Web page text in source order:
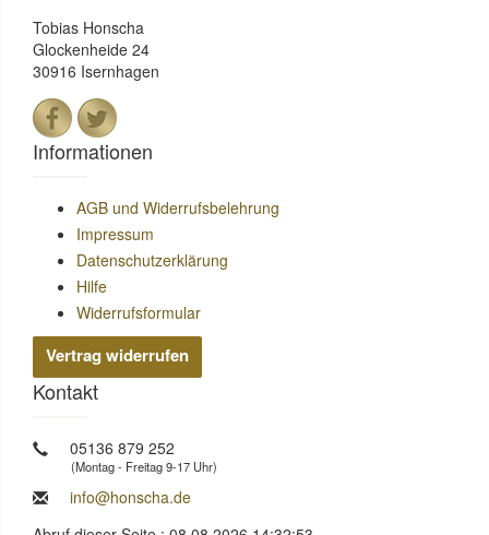
Tobias Honscha
Glockenheide 24
30916 Isernhagen
Informationen
AGB und Widerrufsbelehrung
Impressum
Datenschutzerklärung
Hilfe
Widerrufsformular
Vertrag widerrufen
Kontakt
05136 879 252
(Montag - Freitag 9-17 Uhr)
info@honscha.de